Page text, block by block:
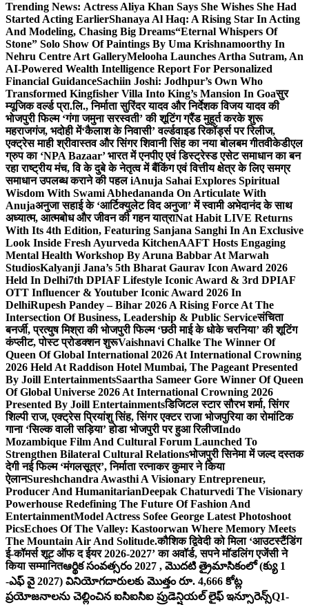
Trending News: Actress Aliya Khan Says She Wishes She Had
Started Acting EarlierShanaya Al Haq: A Rising Star In Acting
And Modeling, Chasing Big Dreams“Eternal Whispers Of
Stone” Solo Show Of Paintings By Uma Krishnamoorthy In
Nehru Centre Art GalleryMelooha Launches Artha Sutram, An
AI-Powered Wealth Intelligence Report For Personalized
Financial GuidanceSachiin Joshi: Jodhpur’s Own Who
Transformed Kingfisher Villa Into King’s Mansion In Goaसुर
म्यूजिक वर्ल्ड प्रा.लि., निर्माता सुरिंदर यादव और निर्देशक विजय यादव की
भोजपुरी फिल्म ‘गंगा जमुना सरस्वती’ की शूटिंग ग्रैंड मुहूर्त करके शुरू
महराजगंज, भदोही में‘कैलाश के निवासी’ वर्ल्डवाइड रिकॉर्ड्स पर रिलीज,
एक्ट्रेस माही श्रीवास्तव और सिंगर शिवानी सिंह का नया बोलबम गीतवीकेडीएल
ग्रुप का ‘NPA Bazaar’ भारत में एनपीए एवं डिस्ट्रेस्ड एसेट समाधान का बन
रहा राष्ट्रीय मंच, वि के दुबे के नेतृत्व में बैंकिंग एवं वित्तीय क्षेत्र के लिए समग्र
समाधान उपलब्ध कराने की पहल iAnuja Sahai Explores Spiritual
Wisdom With Swami Abhedananda On Articulate With
Anujaअनुजा सहाई के ‘आर्टिक्युलेट विद अनुजा’ में स्वामी अभेदानंद के साथ
अध्यात्म, आत्मबोध और जीवन की गहन यात्राNat Habit LIVE Returns
With Its 4th Edition, Featuring Sanjana Sanghi In An Exclusive
Look Inside Fresh Ayurveda KitchenAAFT Hosts Engaging
Mental Health Workshop By Aruna Babbar At Marwah
StudiosKalyanji Jana’s 5th Bharat Gaurav Icon Award 2026
Held In Delhi7th DPIAF Lifestyle Iconic Award & 3rd DPIAF
OTT Influencer & Youtuber Iconic Award 2026 In
DelhiRupesh Pandey – Bihar 2026 A Rising Force At The
Intersection Of Business, Leadership & Public Serviceसंचिता
बनर्जी, प्रत्युष मिश्रा की भोजपुरी फिल्म ‘छठी माई के धोके चरनिया’ की शूटिंग
कंप्लीट, पोस्ट प्रोडक्शन शुरूVaishnavi Chalke The Winner Of
Queen Of Global International 2026 At International Crowning
2026 Held At Raddison Hotel Mumbai, The Pageant Presented
By Joill EntertainmentsSaartha Sameer Gore Winner Of Queen
Of Global Universe 2026 At International Crowning 2026
Presented By Joill Entertainmentsडिजिटल स्टार सौरभ शर्मा, सिंगर
शिल्पी राज, एक्ट्रेस प्रियांशु सिंह, सिंगर एक्टर राजा भोजपुरिया का रोमांटिक
गाना ‘सिल्क वाली सड़िया’ होडा भोजपुरी पर हुआ रिलीजIndo
Mozambique Film And Cultural Forum Launched To
Strengthen Bilateral Cultural Relationsभोजपुरी सिनेमा में जल्द दस्तक
देगी नई फिल्म ‘मंगलसूत्र’, निर्माता रत्नाकर कुमार ने किया
ऐलानSureshchandra Awasthi A Visionary Entrepreneur,
Producer And HumanitarianDeepak Chaturvedi The Visionary
Powerhouse Redefining The Future Of Fashion And
EntertainmentModel Actress Sofee George Latest Photoshoot
PicsEchoes Of The Valley: Kastoorwan Where Memory Meets
The Mountain Air And Solitude.कौशिक द्विवेदी को मिला ‘आउटस्टैंडिंग
ई-कॉमर्स शूट ऑफ द ईयर 2026-2027’ का अवॉर्ड, सपने मॉडलिंग एजेंसी ने
किया सम्मानितఆర్థిక సంవత్సరం 2027 , మొదటి త్రైమాసికంలో (క్యు 1
-ఎఫ్ వై 2027) వినియోగదారులకు మొత్తం రూ. 4,666 కోట్ల
ప్రయోజనాలను చెల్లించిన ఐసిఐసిఐ ప్రుడెన్షియల్ లైఫ్ ఇన్సూరెన్స్Q1-